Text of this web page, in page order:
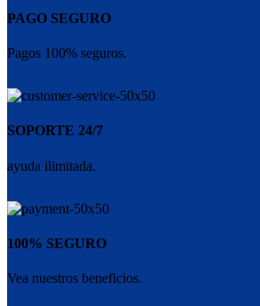
PAGO SEGURO
Pagos 100% seguros.
SOPORTE 24/7
ayuda ilimitada.
100% SEGURO
Vea nuestros beneficios.